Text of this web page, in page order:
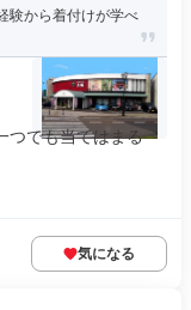
験から着付けが学べ
つでも当てはまる
気になる